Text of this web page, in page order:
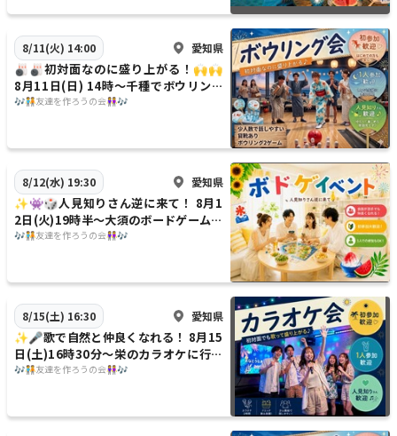
8/11(火) 14:00 愛知県
🎳🎳初対面なのに盛り上がる！🙌🙌
8月11日(日) 14時〜千種でボウリング
をやろうの会🎳🎳
🎶🧑‍🤝‍🧑友達を作ろうの会👭🎶
8/12(水) 19:30 愛知県
✨️👾🎲人見知りさん逆に来て！ 8月1
2日(火)19時半〜大須のボードゲームカ
フェに行こうの会👾✨️🎲
🎶🧑‍🤝‍🧑友達を作ろうの会👭🎶
8/15(土) 16:30 愛知県
✨️🎤歌で自然と仲良くなれる！ 8月15
日(土)16時30分〜栄のカラオケに行こ
うの会🎤✨️
🎶🧑‍🤝‍🧑友達を作ろうの会👭🎶